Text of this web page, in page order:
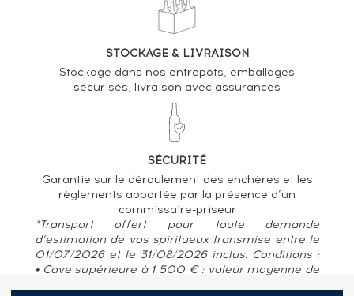
STOCKAGE & LIVRAISON
Stockage dans nos entrepôts, emballages
sécurisés, livraison avec assurances
SÉCURITÉ
Garantie sur le déroulement des enchères et les
règlements apportée par la présence d’un
commissaire-priseur
*Transport offert pour toute demande
d’estimation de vos spiritueux transmise entre le
01/07/2026 et le 31/08/2026 inclus. Conditions :
• Cave supérieure à 1 500 € : valeur moyenne de